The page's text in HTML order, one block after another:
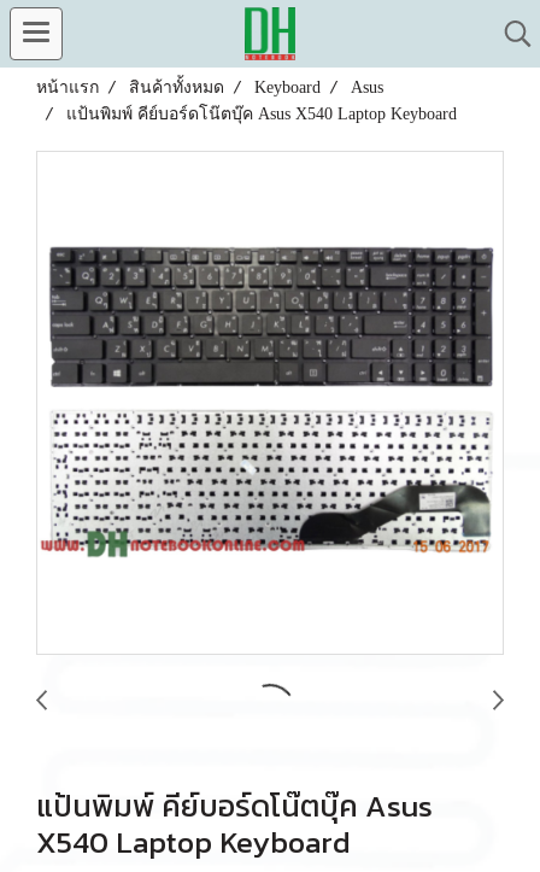
หน้าแรก สินค้าทั้งหมด Keyboard
Asus
แป้นพิมพ์ คีย์บอร์ดโน๊ตบุ๊ค Asus X540 Laptop Keyboard
แป้นพิมพ์ คีย์บอร์ดโน๊ตบุ๊ค Asus
X540 Laptop Keyboard